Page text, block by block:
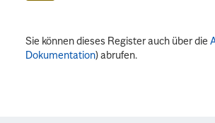
Sie können dieses Register auch über die
Dokumentation) abrufen.